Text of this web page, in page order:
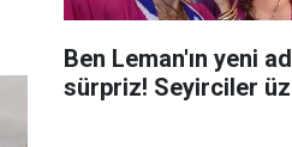
Ben Leman'ın yeni
sürpriz! Seyirciler